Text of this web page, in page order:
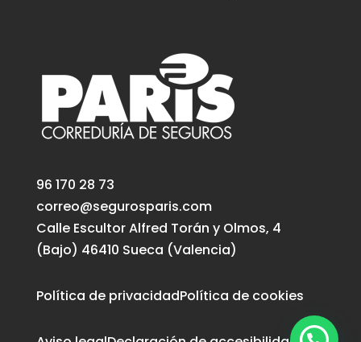
96 170 28 73
correo@segurosparis.com
Calle Escultor Alfred Torán y Olmos, 4
(Bajo) 46410 Sueca (Valencia)
Política de privacidadPolítica de cookies